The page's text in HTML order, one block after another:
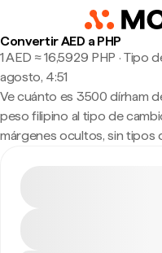
Convertir AED a PHP
1 AED ≈ 16,5929 PHP · Tipo
agosto, 4:51
Ve cuánto es 3500 dírham
peso filipino al tipo de
márgenes ocultos, sin tipos